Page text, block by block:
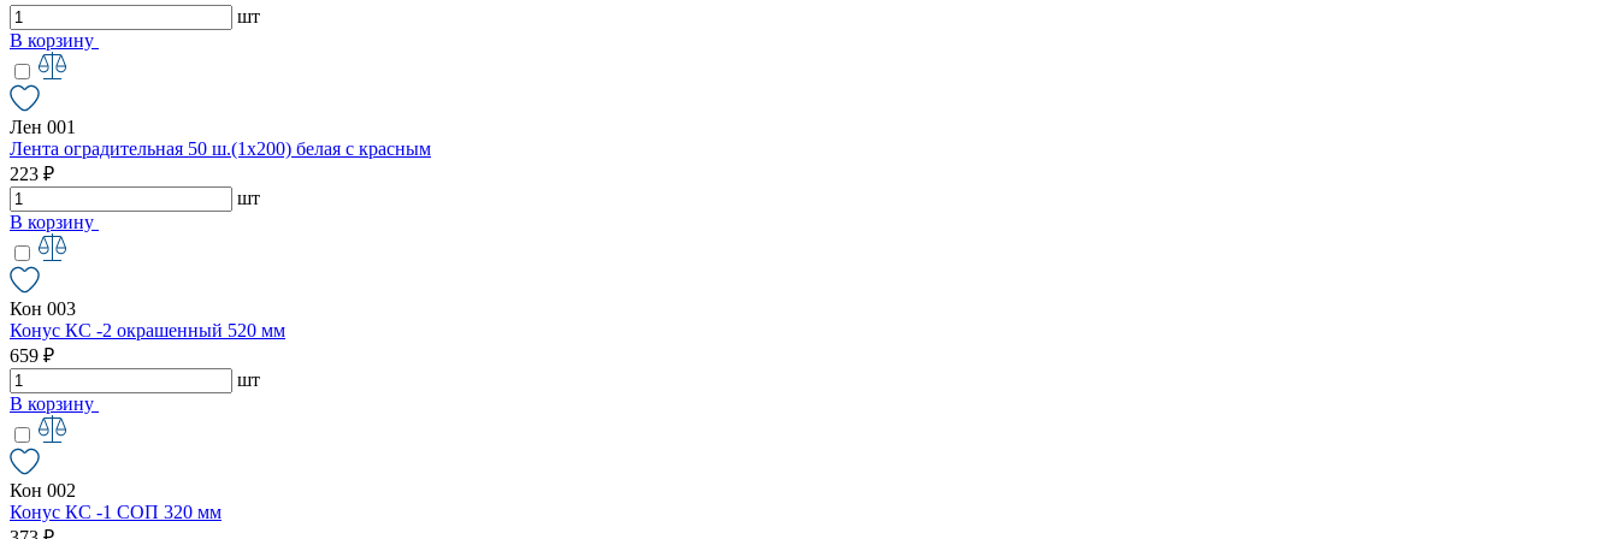
шт
В корзину
Лен 001
Лента оградительная 50 ш.(1х200) белая с красным
223 ₽
шт
В корзину
Кон 003
Конус КС -2 окрашенный 520 мм
659 ₽
шт
В корзину
Кон 002
Конус КС -1 СОП 320 мм